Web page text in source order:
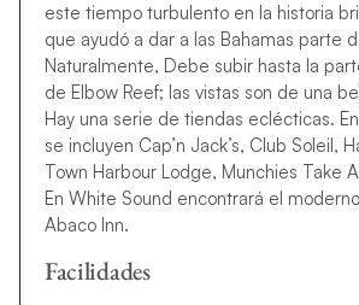
este tiempo turbulento en la historia
que ayudó a dar a las Bahamas parte
Naturalmente, Debe subir hasta la
de Elbow Reef; las vistas son de una
Hay una serie de tiendas eclécticas.
se incluyen Cap’n Jack’s, Club Soleil ,
Town Harbour Lodge, Munchies Take
En White Sound encontrará el
Abaco Inn.
Facilidades